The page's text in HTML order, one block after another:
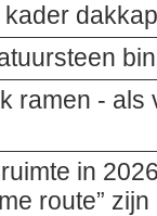
kader
ramen -
in
route” zijn